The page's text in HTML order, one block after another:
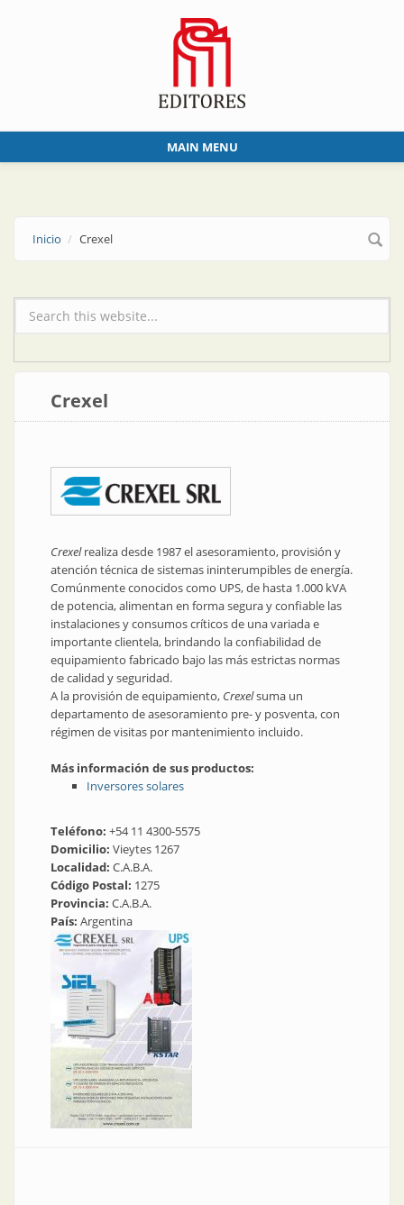
MAIN MENU
Inicio Crexel
Formulario de búsqueda
Crexel
Crexelrealiza desde 1987 el asesoramiento, provisión y
atención técnica de sistemas ininterumpibles de energía.
Comúnmente conocidos como UPS, de hasta 1.000 kVA
de potencia, alimentan en forma segura y confiable las
instalaciones y consumos críticos de una variada e
importante clientela, brindando la confiabilidad de
equipamiento fabricado bajo las más estrictas normas
de calidad y seguridad.
A la provisión de equipamiento, Crexelsuma un
departamento de asesoramiento pre- y posventa, con
régimen de visitas por mantenimiento incluido.
Más información de sus productos:
Inversores solares
Teléfono: +54 11 4300-5575
Domicilio: Vieytes 1267
Localidad: C.A.B.A.
Código Postal: 1275
Provincia: C.A.B.A.
País: Argentina